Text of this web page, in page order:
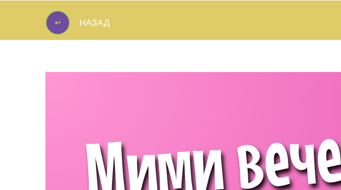
↩ НАЗАД
↩